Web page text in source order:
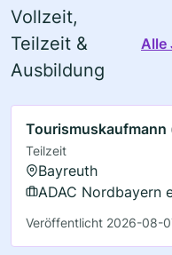
Vollzeit,
Teilzeit &
Ausbildung
Alle
Tourismuskaufmann
Teilzeit
Bayreuth
ADAC Nordbayern
Veröffentlicht 2026-08-